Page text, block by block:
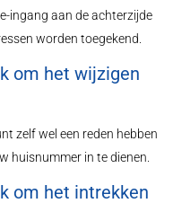
ingang aan de achterzijde
worden toegekend.
om het wijzigen
zelf wel een reden hebben
huisnummer in te dienen.
om het intrekken